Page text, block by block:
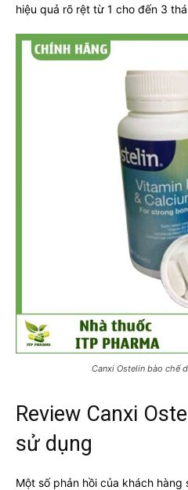
hiệu quả rõ rệt từ 1 cho đến 3
Canxi Ostelin bào chế
Review Canxi
sử dụng
Một số phản hồi của khách hàng